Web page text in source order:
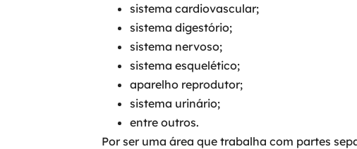
sistema cardiovascular;
sistema digestório;
sistema nervoso;
sistema esquelético;
aparelho reprodutor;
sistema urinário;
entre outros.
Por ser uma área que trabalha com partes